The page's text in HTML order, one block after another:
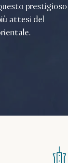
prestigioso
attesi del